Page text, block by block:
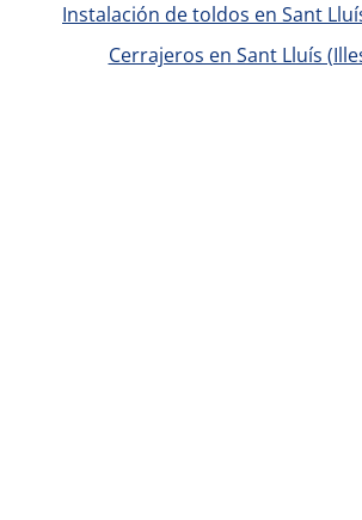
Instalación de toldos en Sant
Cerrajeros en Sant Lluís